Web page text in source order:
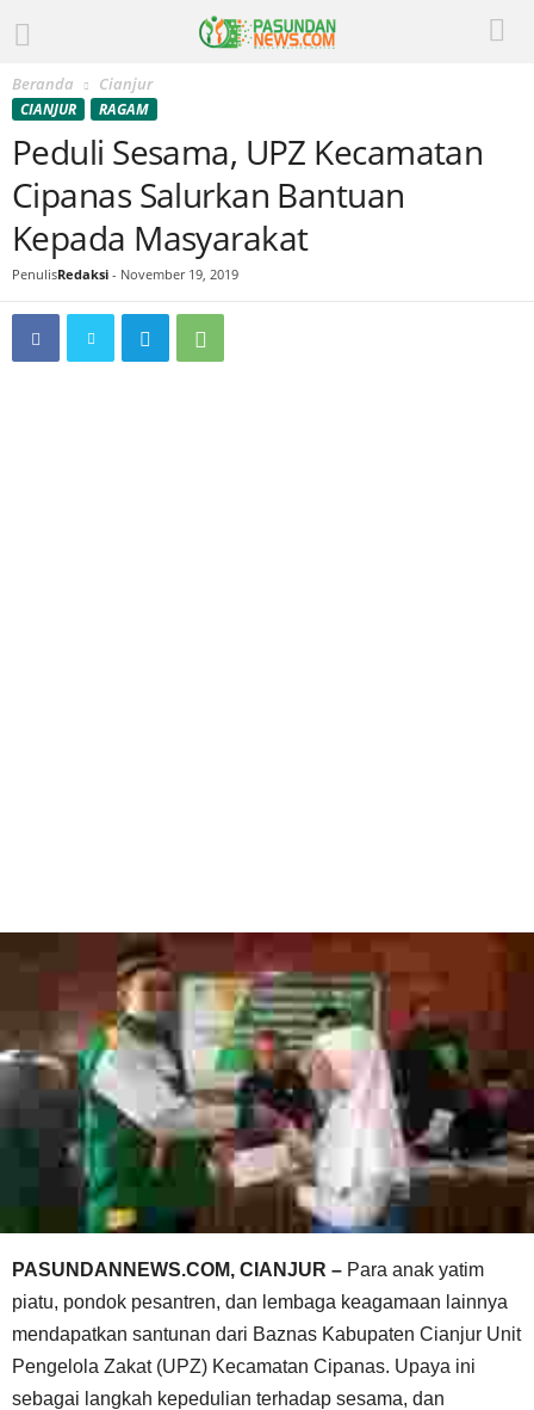
Beranda Cianjur
CIANJUR RAGAM
Peduli Sesama, UPZ Kecamatan
Cipanas Salurkan Bantuan
Kepada Masyarakat
PenulisRedaksi - November 19, 2019
PASUNDANNEWS.COM, CIANJUR – Para anak yatim
piatu, pondok pesantren, dan lembaga keagamaan lainnya
mendapatkan santunan dari Baznas Kabupaten Cianjur Unit
Pengelola Zakat (UPZ) Kecamatan Cipanas. Upaya ini
sebagai langkah kepedulian terhadap sesama, dan